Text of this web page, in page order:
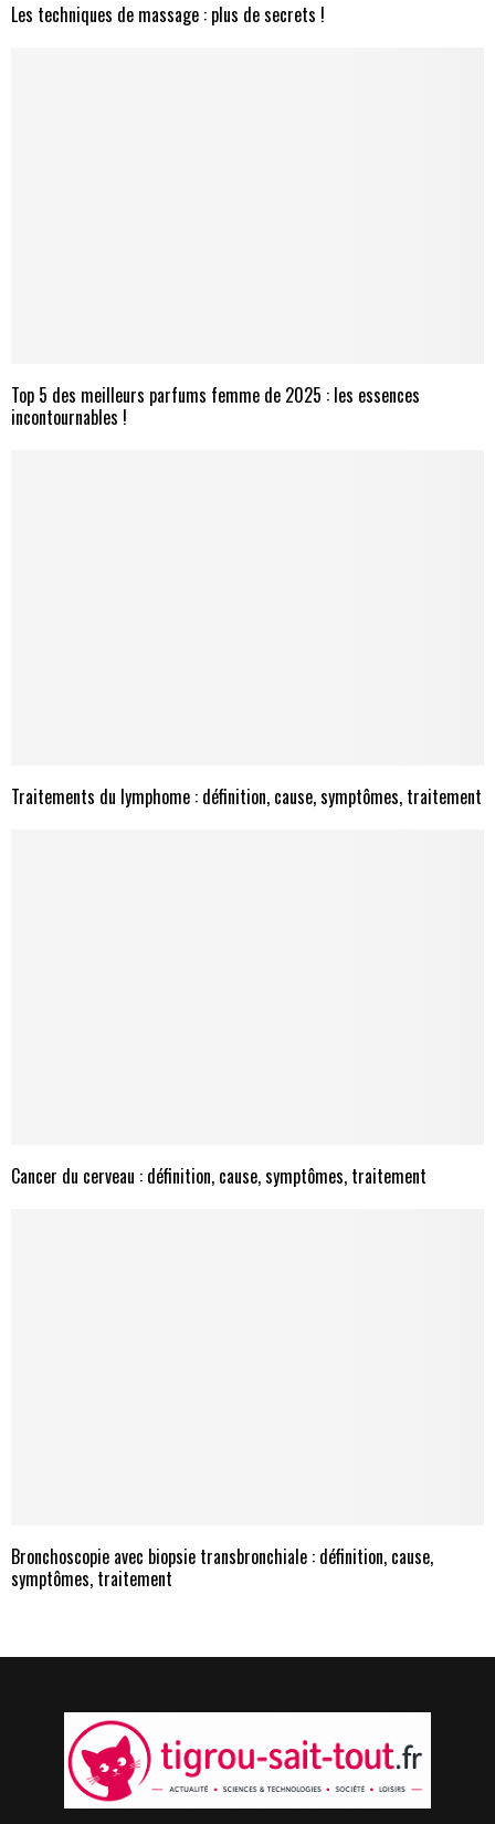
Les techniques de massage : plus de secrets !
Top 5 des meilleurs parfums femme de 2025 : les essences
incontournables !
Traitements du lymphome : définition, cause, symptômes, traitement
Cancer du cerveau : définition, cause, symptômes, traitement
Bronchoscopie avec biopsie transbronchiale : définition, cause,
symptômes, traitement